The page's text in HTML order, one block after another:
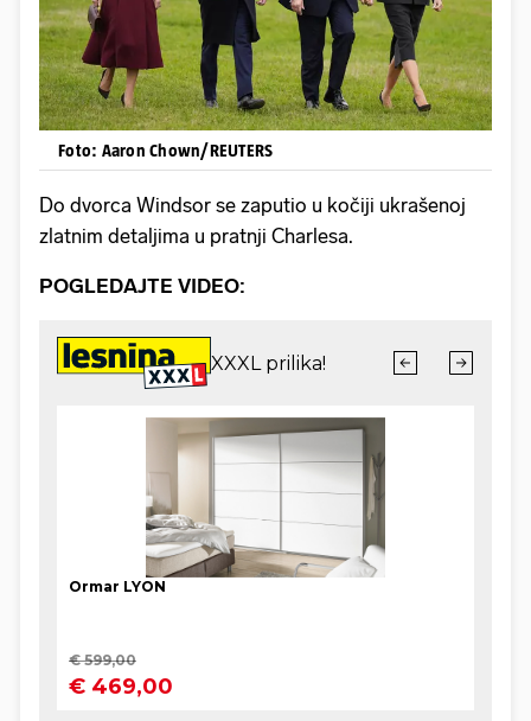
Foto: Aaron Chown/REUTERS
Do dvorca Windsor se zaputio u kočiji ukrašenoj
zlatnim detaljima u pratnji Charlesa.
POGLEDAJTE VIDEO: